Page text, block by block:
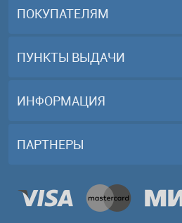
ПОКУПАТЕЛЯМ
ПУНКТЫ ВЫДАЧИ
ИНФОРМАЦИЯ
ПАРТНЕРЫ